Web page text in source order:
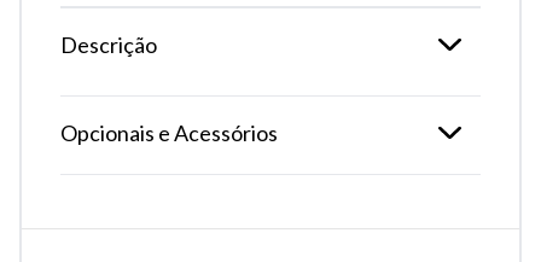
Descrição
Opcionais e Acessórios